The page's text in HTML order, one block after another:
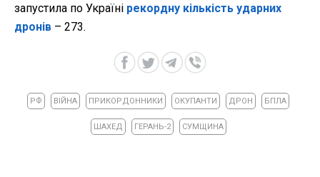
запустила по Україні рекордну кількість ударних
дронів – 273.
РФ ВІЙНА ПРИКОРДОННИКИ ОКУПАНТИ ДРОН БПЛА
ШАХЕД ГЕРАНЬ-2 СУМЩИНА